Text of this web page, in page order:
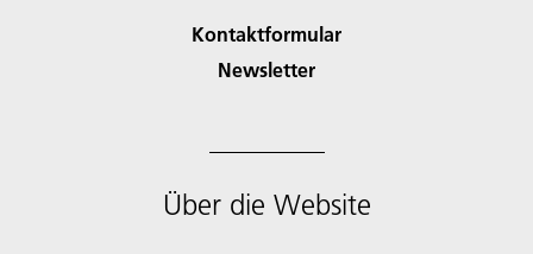
Kontaktformular
Newsletter
Über die Website